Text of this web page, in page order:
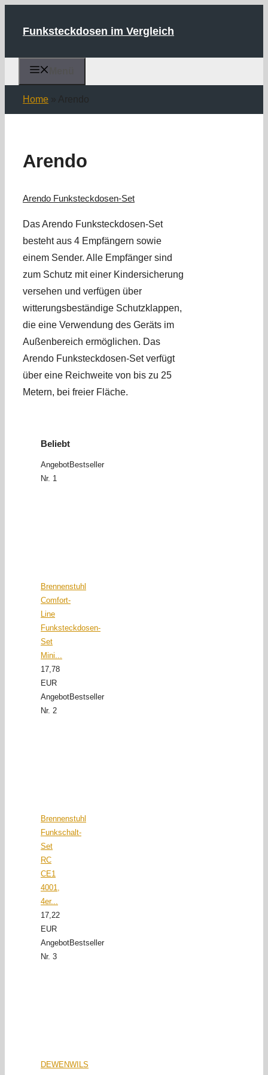
InhaltFunksteckdosen im Vergleich
Home » Arendo
Arendo
Arendo Funksteckdosen-Set
Das Arendo Funksteckdosen-Set
besteht aus 4 Empfängern sowie
einem Sender. Alle Empfänger sind
zum Schutz mit einer Kindersicherung
versehen und verfügen über
witterungsbeständige Schutzklappen,
die eine Verwendung des Geräts im
Außenbereich ermöglichen. Das
Arendo Funksteckdosen-Set verfügt
über eine Reichweite von bis zu 25
Metern, bei freier Fläche.
Beliebt
AngebotBestseller
Nr. 1
Brennenstuhl
Comfort-
Line
Funksteckdosen-
Set
Mini...
17,78
EUR
AngebotBestseller
Nr. 2
Brennenstuhl
Funkschalt-
Set
RC
CE1
4001,
4er...
17,22
EUR
AngebotBestseller
Nr. 3
DEWENWILS